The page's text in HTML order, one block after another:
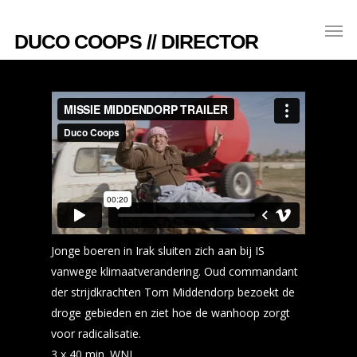
DUCO COOPS // DIRECTOR
Jonge boeren in Irak sluiten zich aan bij IS
vanwege klimaatverandering. Oud commandant
der strijdkrachten Tom Middendorp bezoekt de
droge gebieden en ziet hoe de wanhoop zorgt
voor radicalisatie.